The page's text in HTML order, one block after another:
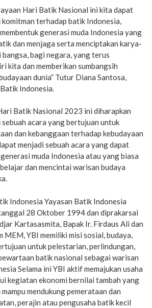
Hari Batik Nasional ini kita dapat
terhadap batik Indonesia,
generasi muda Indonesia yang
dan menjaga serta menciptakan karya-
bagi negara, yang terus
kita dan memberikan sumbangsih
dunia” Tutur Diana Santosa,
Indonesia.
Batik Nasional 2023 ini diharapkan
sebuah acara yang bertujuan untuk
dan kebanggaan terhadap kebudayaan
menjadi sebuah acara yang dapat
muda Indonesia atau yang biasa
dan mencintai warisan budaya
Indonesia Yayasan Batik Indonesia
28 Oktober 1994 dan diprakarsai
Kartasasmita, Bapak Ir. Firdaus Ali dan
MEM, YBI memiliki misi sosial, budaya,
untuk pelestarian, perlindungan,
batik nasional sebagai warisan
Selama ini YBI aktif memajukan usaha
kegiatan ekonomi bernilai tambah yang
mendukung pemerataan dan
perajin atau pengusaha batik kecil